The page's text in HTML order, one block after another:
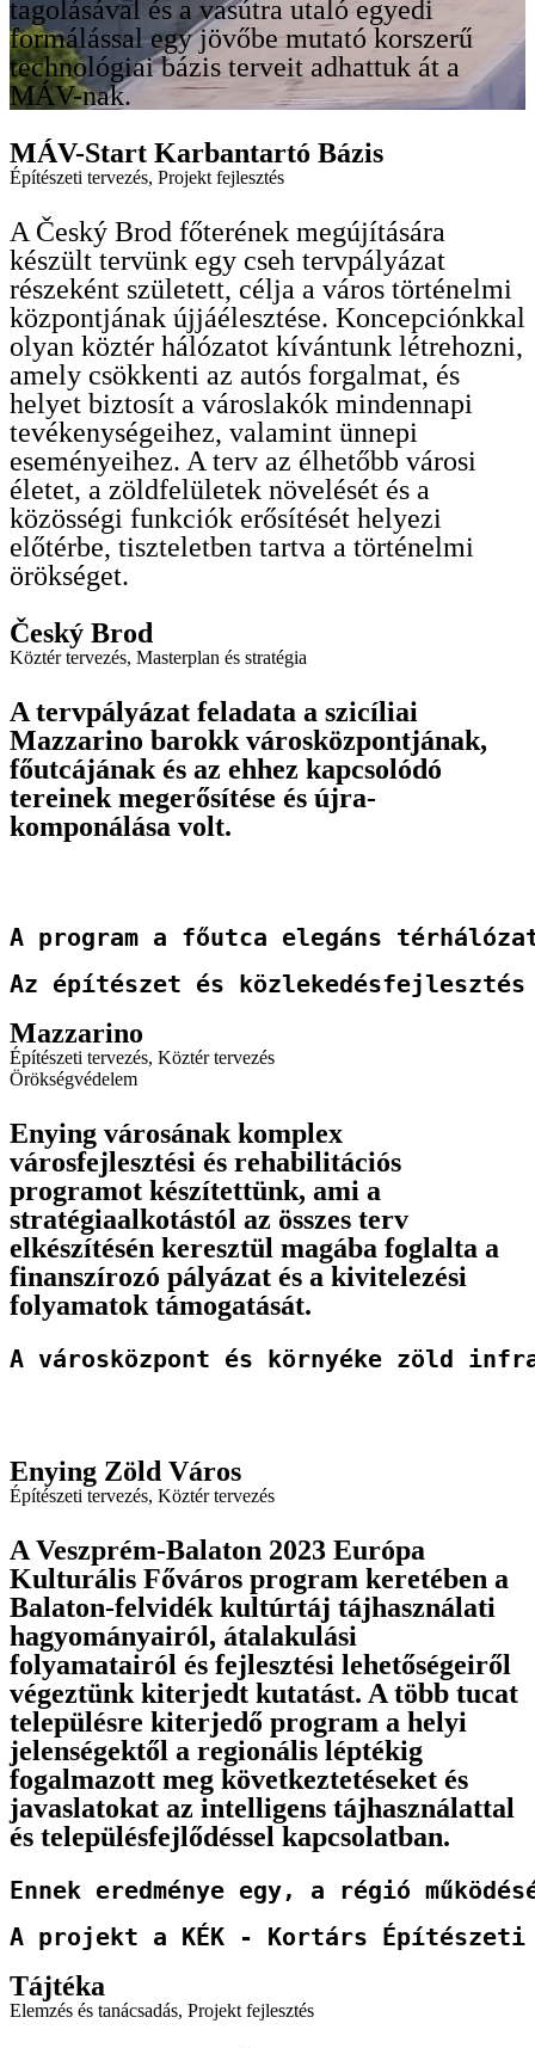
tagolásával és a vasútra utaló egyedi
formálással egy jövőbe mutató korszerű
technológiai bázis terveit adhattuk át a
MÁV-nak.
MÁV-Start Karbantartó Bázis
Építészeti tervezés, Projekt fejlesztés
AČeský Brod főterének megújítására
készült tervünk egy cseh tervpályázat
részeként született, célja a város történelmi
központjának újjáélesztése. Koncepciónkkal
olyan köztér hálózatot kívántunk létrehozni,
amely csökkenti az autós forgalmat, és
helyet biztosít a városlakók mindennapi
tevékenységeihez, valamint ünnepi
eseményeihez. A terv az élhetőbb városi
életet, a zöldfelületek növelését és a
közösségi funkciók erősítését helyezi
előtérbe, tiszteletben tartva a történelmi
örökséget.
Český Brod
Köztér tervezés, Masterplan és stratégia
A tervpályázat feladata a szicíliai
Mazzarino barokk városközpontjának,
főutcájának és az ehhez kapcsolódó
tereinek megerősítése és újra-
komponálása volt.
A program a főutca elegáns
Az építészet és
Mazzarino
Építészeti tervezés, Köztér tervezés
Örökségvédelem
Enying városának komplex
városfejlesztési és rehabilitációs
programot készítettünk, ami a
stratégiaalkotástól az összes terv
elkészítésén keresztül magába foglalta a
finanszírozó pályázat és a kivitelezési
folyamatok támogatását.
A városközpont és környéke zöld
Enying Zöld Város
Építészeti tervezés, Köztér tervezés
A Veszprém-Balaton 2023 Európa
Kulturális Főváros program keretében a
Balaton-felvidék kultúrtáj tájhasználati
hagyományairól, átalakulási
folyamatairól és fejlesztési lehetőségeiről
végeztünk kiterjedt kutatást. A több tucat
településre kiterjedő program a helyi
jelenségektől a regionális léptékig
fogalmazott meg következtetéseket és
javaslatokat az intelligens tájhasználattal
és településfejlődéssel kapcsolatban.
Ennek eredménye egy, a régió
A projekt a KÉK - Kortárs Építészeti
Tájtéka
Elemzés és tanácsadás, Projekt fejlesztés